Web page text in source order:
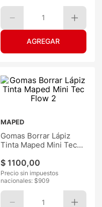
1
MAPED
Gomas Borrar Lápiz
Tinta Maped Mini Tec
$ 1100,00
Precio sin impuestos
nacionales: $909
1